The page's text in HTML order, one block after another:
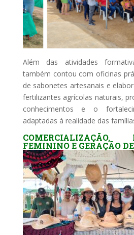
Além das atividades
também contou com oficinas
de sabonetes artesanais e
fertilizantes agrícolas naturais,
conhecimentos e o
adaptadas à realidade das
COMERCIALIZAÇÃO,
FEMININO E GERAÇÃO